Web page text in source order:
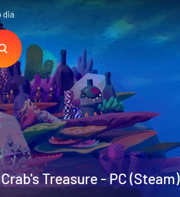
dia
Treasure - PC (Steam)